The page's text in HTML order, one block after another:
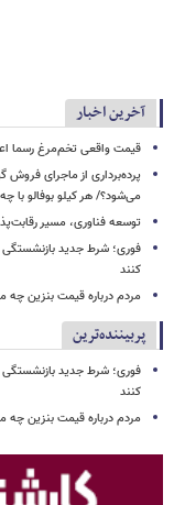
آخرین اخبار
قیمت واقعی تخم‌مرغ رسما
پرده‌برداری از ماجرای فروش
می‌شود؟/ هر کیلو بوفالو با
توسعه فناوری، مسیر
کنند
مردم درباره قیمت بنزین
پربیننده‌ترین
کنند
مردم درباره قیمت بنزین